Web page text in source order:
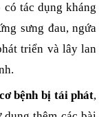
tác dụng kháng
sưng đau, ngứa
triển và lây lan
bệnh bị tái phát,